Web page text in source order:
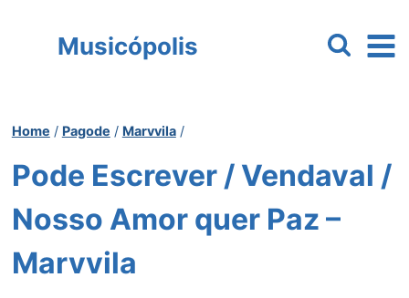
Musicópolis
Home / Pagode / Marvvila /
Pode Escrever / Vendaval /
Nosso Amor quer Paz –
Marvvila